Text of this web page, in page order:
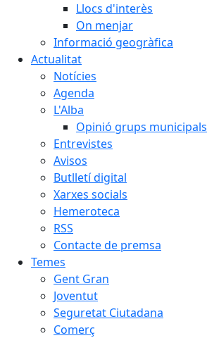
Llocs d'interès
On menjar
Informació geogràfica
Actualitat
Notícies
Agenda
L'Alba
Opinió grups municipals
Entrevistes
Avisos
Butlletí digital
Xarxes socials
Hemeroteca
RSS
Contacte de premsa
Temes
Gent Gran
Joventut
Seguretat Ciutadana
Comerç